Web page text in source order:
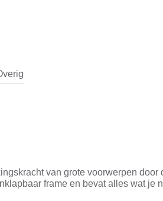
van grote voorwerpen
frame en bevat alles wat je